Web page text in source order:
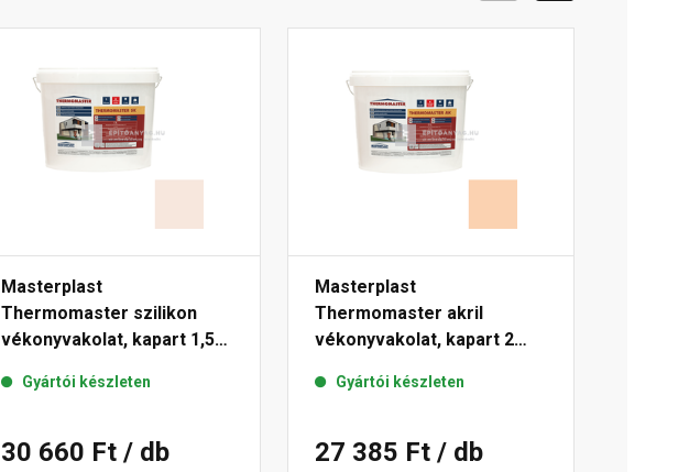
Masterplast
Thermomaster szilikon
vékonyvakolat, kapart 1,5
Gyártói készleten
30 660 Ft / db
Masterplast
Thermomaster akril
vékonyvakolat, kapart 2
Gyártói készleten
27 385 Ft / db